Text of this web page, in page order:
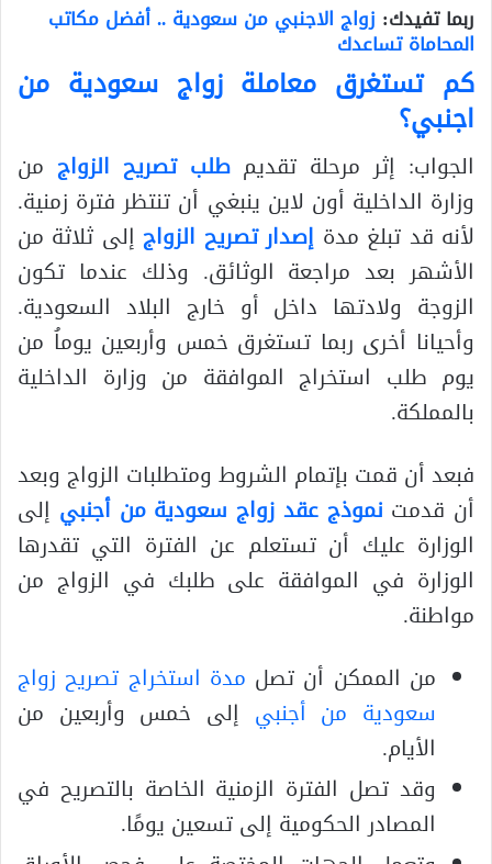
ربما تفيدك: زواج الاجنبي من سعودية .. أفضل مكاتب
المحاماة تساعدك
كم تستغرق معاملة زواج سعودية من
اجنبي؟
الجواب: إثر مرحلة تقديمطلب تصريح الزواج من
وزارة الداخلية أون لاين ينبغي أن تنتظر فترة زمنية.
لأنه قد تبلغ مدة إصدار تصريح الزواجإلى ثلاثة من
الأشهر بعد مراجعة الوثائق. وذلك عندما تكون
الزوجة ولادتها داخل أو خارج البلاد السعودية.
وأحيانا أخرى ربما تستغرق خمس وأربعين يوماُ من
يوم طلب استخراج الموافقة من وزارة الداخلية
بالمملكة.
فبعد أن قمت بإتمام الشروط ومتطلبات الزواج وبعد
أن قدمت نموذج عقد زواج سعودية من أجنبي إلى
الوزارة عليك أن تستعلم عن الفترة التي تقدرها
الوزارة في الموافقة على طلبك في الزواج من
مواطنة.
من الممكن أن تصل مدة استخراج تصريح زواج
سعودية من أجنبي إلى خمس وأربعين من
الأيام.
وقد تصل الفترة الزمنية الخاصة بالتصريح في
المصادر الحكومية إلى تسعين يومًا.